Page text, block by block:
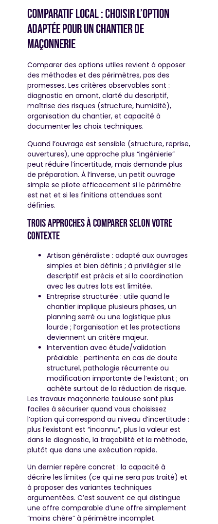
Comparatif local : choisir l’option
adaptée pour un chantier de
maçonnerie
Comparer des options utiles revient à opposer
des méthodes et des périmètres, pas des
promesses. Les critères observables sont :
diagnostic en amont, clarté du descriptif,
maîtrise des risques (structure, humidité),
organisation du chantier, et capacité à
documenter les choix techniques.
Quand l’ouvrage est sensible (structure, reprise,
ouvertures), une approche plus “ingénierie”
peut réduire l’incertitude, mais demande plus
de préparation. À l’inverse, un petit ouvrage
simple se pilote efficacement si le périmètre
est net et si les finitions attendues sont
définies.
Trois approches à comparer selon votre
contexte
Artisan généraliste : adapté aux ouvrages
simples et bien définis ; à privilégier si le
descriptif est précis et si la coordination
avec les autres lots est limitée.
Entreprise structurée : utile quand le
chantier implique plusieurs phases, un
planning serré ou une logistique plus
lourde ; l’organisation et les protections
deviennent un critère majeur.
Intervention avec étude/validation
préalable : pertinente en cas de doute
structurel, pathologie récurrente ou
modification importante de l’existant ; on
achète surtout de la réduction de risque.
Les travaux maçonnerie toulouse sont plus
faciles à sécuriser quand vous choisissez
l’option qui correspond au niveau d’incertitude :
plus l’existant est “inconnu”, plus la valeur est
dans le diagnostic, la traçabilité et la méthode,
plutôt que dans une exécution rapide.
Un dernier repère concret : la capacité à
décrire les limites (ce qui ne sera pas traité) et
à proposer des variantes techniques
argumentées. C’est souvent ce qui distingue
une offre comparable d’une offre simplement
“moins chère” à périmètre incomplet.